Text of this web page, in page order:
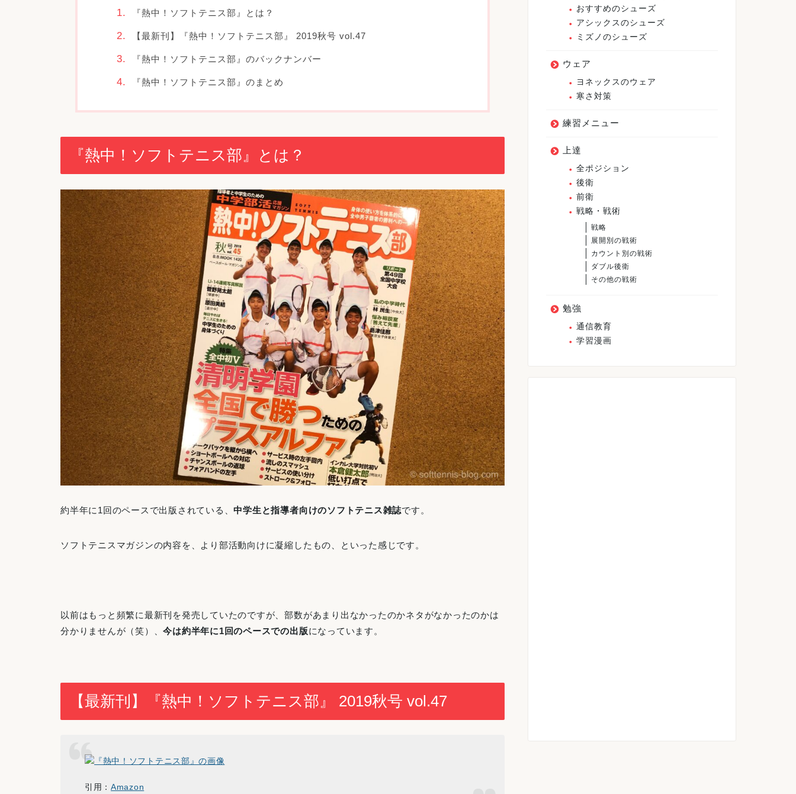
『熱中！ソフトテニス部』とは？
【最新刊】『熱中！ソフトテニス部』 2019秋号 vol.47
『熱中！ソフトテニス部』のバックナンバー
『熱中！ソフトテニス部』のまとめ
『熱中！ソフトテニス部』とは？
約半年に1回のペースで出版されている、中学生と指導者向けのソフトテニス雑誌です。
ソフトテニスマガジンの内容を、より部活動向けに凝縮したもの、といった感じです。
以前はもっと頻繁に最新刊を発売していたのですが、部数があまり出なかったのかネタがなかったのかは
分かりませんが（笑）、今は約半年に1回のペースでの出版になっています。
【最新刊】『熱中！ソフトテニス部』 2019秋号 vol.47
引用：Amazon
おすすめのシューズ
アシックスのシューズ
ミズノのシューズ
ウェア
ヨネックスのウェア
寒さ対策
練習メニュー
上達
全ポジション
後衛
前衛
戦略・戦術
戦略
展開別の戦術
カウント別の戦術
ダブル後衛
その他の戦術
勉強
通信教育
学習漫画